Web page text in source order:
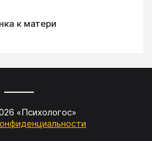
к матери
«Психологос»